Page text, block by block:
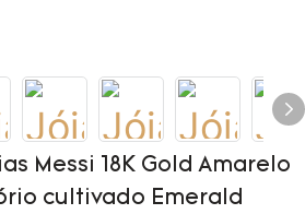
Messi 18K Gold Amarelo
cultivado Emerald